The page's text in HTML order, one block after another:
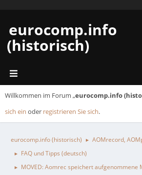
eurocomp.info
(historisch)
Willkommen im Forum „eurocomp.info
sich ein oder registrieren Sie sich.
eurocomp.info (historisch) ► AOMrecord,
► FAQ und Tipps (deutsch)
► MOVED: Aomrec speichert aufgenommene